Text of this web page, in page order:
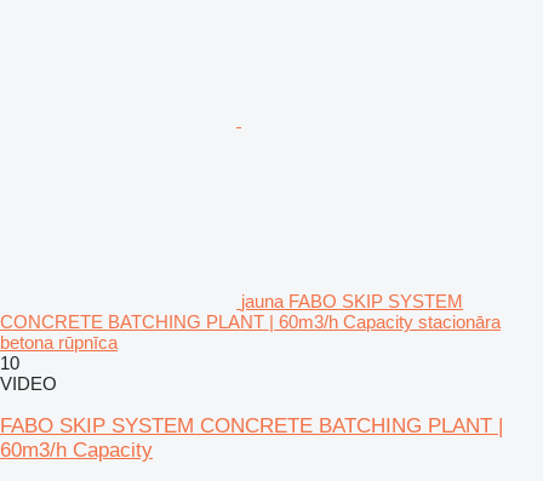
jauna FABO SKIP SYSTEM
CONCRETE BATCHING PLANT | 60m3/h Capacity stacionāra
betona rūpnīca
10
VIDEO
FABO SKIP SYSTEM CONCRETE BATCHING PLANT |
60m3/h Capacity